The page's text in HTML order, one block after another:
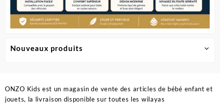
Nouveaux produits
ONZO Kids est un magasin de vente des articles de bébé enfant et
jouets, la livraison disponible sur toutes les wilayas